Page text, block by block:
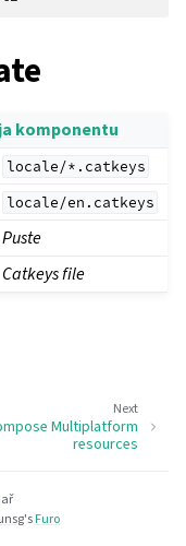
komponentu
locale/*.catkeys
locale/en.catkeys
Puste
Catkeys file
Next
Multiplatform
resources
'sFuro